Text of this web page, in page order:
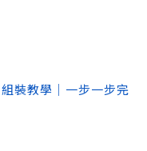
裝教學｜一步一步完